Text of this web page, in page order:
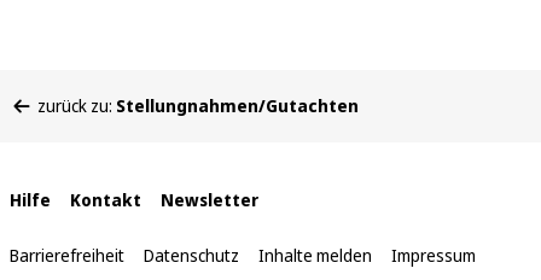
befinden
zurück zu: Stellungnahmen/Gutachten
Interne
Links
Hilfe Kontakt Newsletter
Barrierefreiheit Datenschutz Inhalte melden Impressum